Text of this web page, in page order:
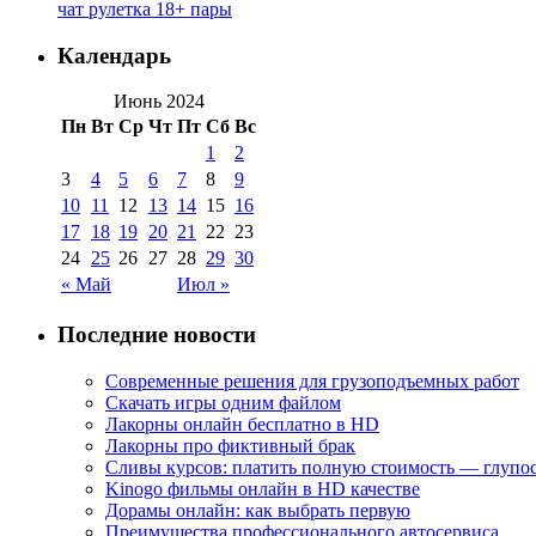
чат рулетка 18+ пары
Календарь
Июнь 2024
Пн Вт Ср Чт Пт Сб Вс
« Май Июл »
1
2
3
4 5 6 7 8
9
10 11 12 13 14 15 16
17 18 19 20 21 22 23
24 25 26 27 28 29 30
Последние новости
Современные решения для грузоподъемных работ
Скачать игры одним файлом
Лакорны онлайн бесплатно в HD
Лакорны про фиктивный брак
Сливы курсов: платить полную стоимость —
Kinogo фильмы онлайн в HD качестве
Дорамы онлайн: как выбрать первую
Преимущества профессионального автосервиса